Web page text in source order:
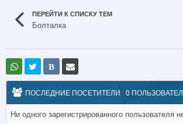
ПЕРЕЙТИ К СПИСКУ ТЕМ
Болталка
В
ПОСЛЕДНИЕ ПОСЕТИТЕЛИ 0
Ни одного зарегистрированного пользователя